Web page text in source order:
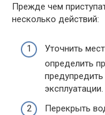
Прежде чем
несколько действий:
Уточнить
определить
эксплуатации.
Перекрыть